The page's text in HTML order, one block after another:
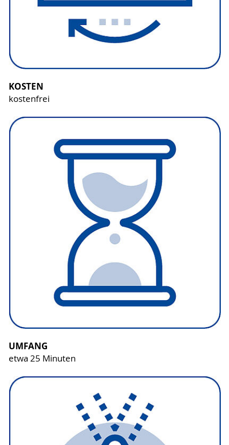
KOSTEN
kostenfrei
UMFANG
etwa 25 Minuten